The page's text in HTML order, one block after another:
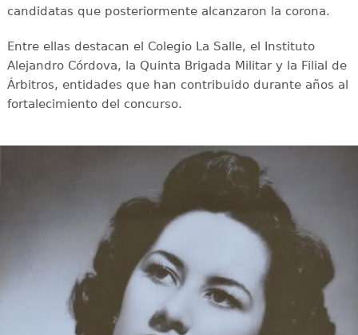
candidatas que posteriormente alcanzaron la corona.
Entre ellas destacan el Colegio La Salle, el Instituto
Alejandro Córdova, la Quinta Brigada Militar y la Filial de
Árbitros, entidades que han contribuido durante años al
fortalecimiento del concurso.